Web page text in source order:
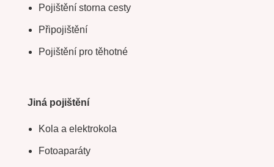
Pojištění storna cesty
Připojištění
Pojištění pro těhotné
Jiná pojištění
Kola a elektrokola
Fotoaparáty